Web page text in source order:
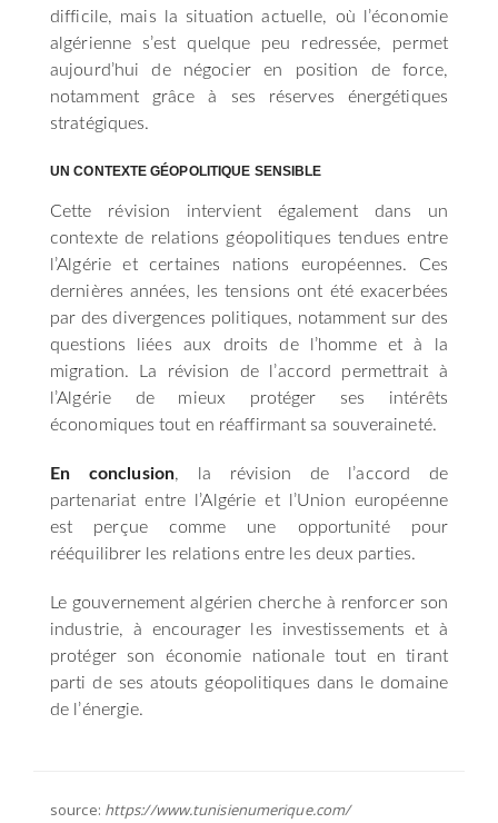
difficile, mais la situation actuelle, où l’économie
algérienne s’est quelque peu redressée, permet
aujourd’hui de négocier en position de force,
notamment grâce à ses réserves énergétiques
stratégiques.
UN CONTEXTE GÉOPOLITIQUE SENSIBLE
Cette révision intervient également dans un
contexte de relations géopolitiques tendues entre
l’Algérie et certaines nations européennes. Ces
dernières années, les tensions ont été exacerbées
par des divergences politiques, notamment sur des
questions liées aux droits de l’homme et à la
migration. La révision de l’accord permettrait à
l’Algérie de mieux protéger ses intérêts
économiques tout en réaffirmant sa souveraineté.
En conclusion, la révision de l’accord de
partenariat entre l’Algérie et l’Union européenne
est perçue comme une opportunité pour
rééquilibrer les relations entre les deux parties.
Le gouvernement algérien cherche à renforcer son
industrie, à encourager les investissements et à
protéger son économie nationale tout en tirant
parti de ses atouts géopolitiques dans le domaine
de l’énergie.
source: https://www.tunisienumerique.com/